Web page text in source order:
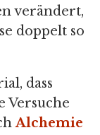
verändert,
doppelt so
dass
Versuche
Alchemie